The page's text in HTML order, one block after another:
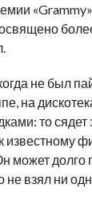
не был
на
то
известному
может
не взял ни